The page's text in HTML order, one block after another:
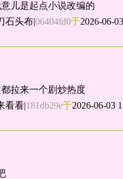
儿是起点小说改编的
石头布|06404fd0于2026-06-
拉来一个剧炒热度
看看|181db29e于2026-06-03